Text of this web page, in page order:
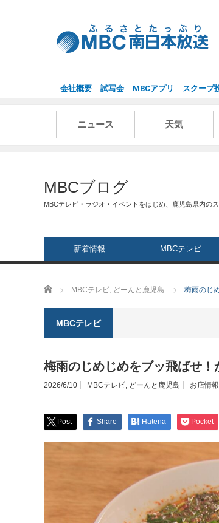
会社概要 試写会 MBCアプリ スクープ
ニュース 天気
MBCブログ
MBCテレビ・ラジオ・イベントをはじめ、鹿児島県内の
新着情報 MBCテレビ
ホーム MBCテレビ, どーんと鹿児島 梅雨のじ
MBCテレビ
梅雨のじめじめをブッ飛ばせ！
2026/6/10 MBCテレビ, どーんと鹿児島 お店情報
Post Share Hatena Pocket